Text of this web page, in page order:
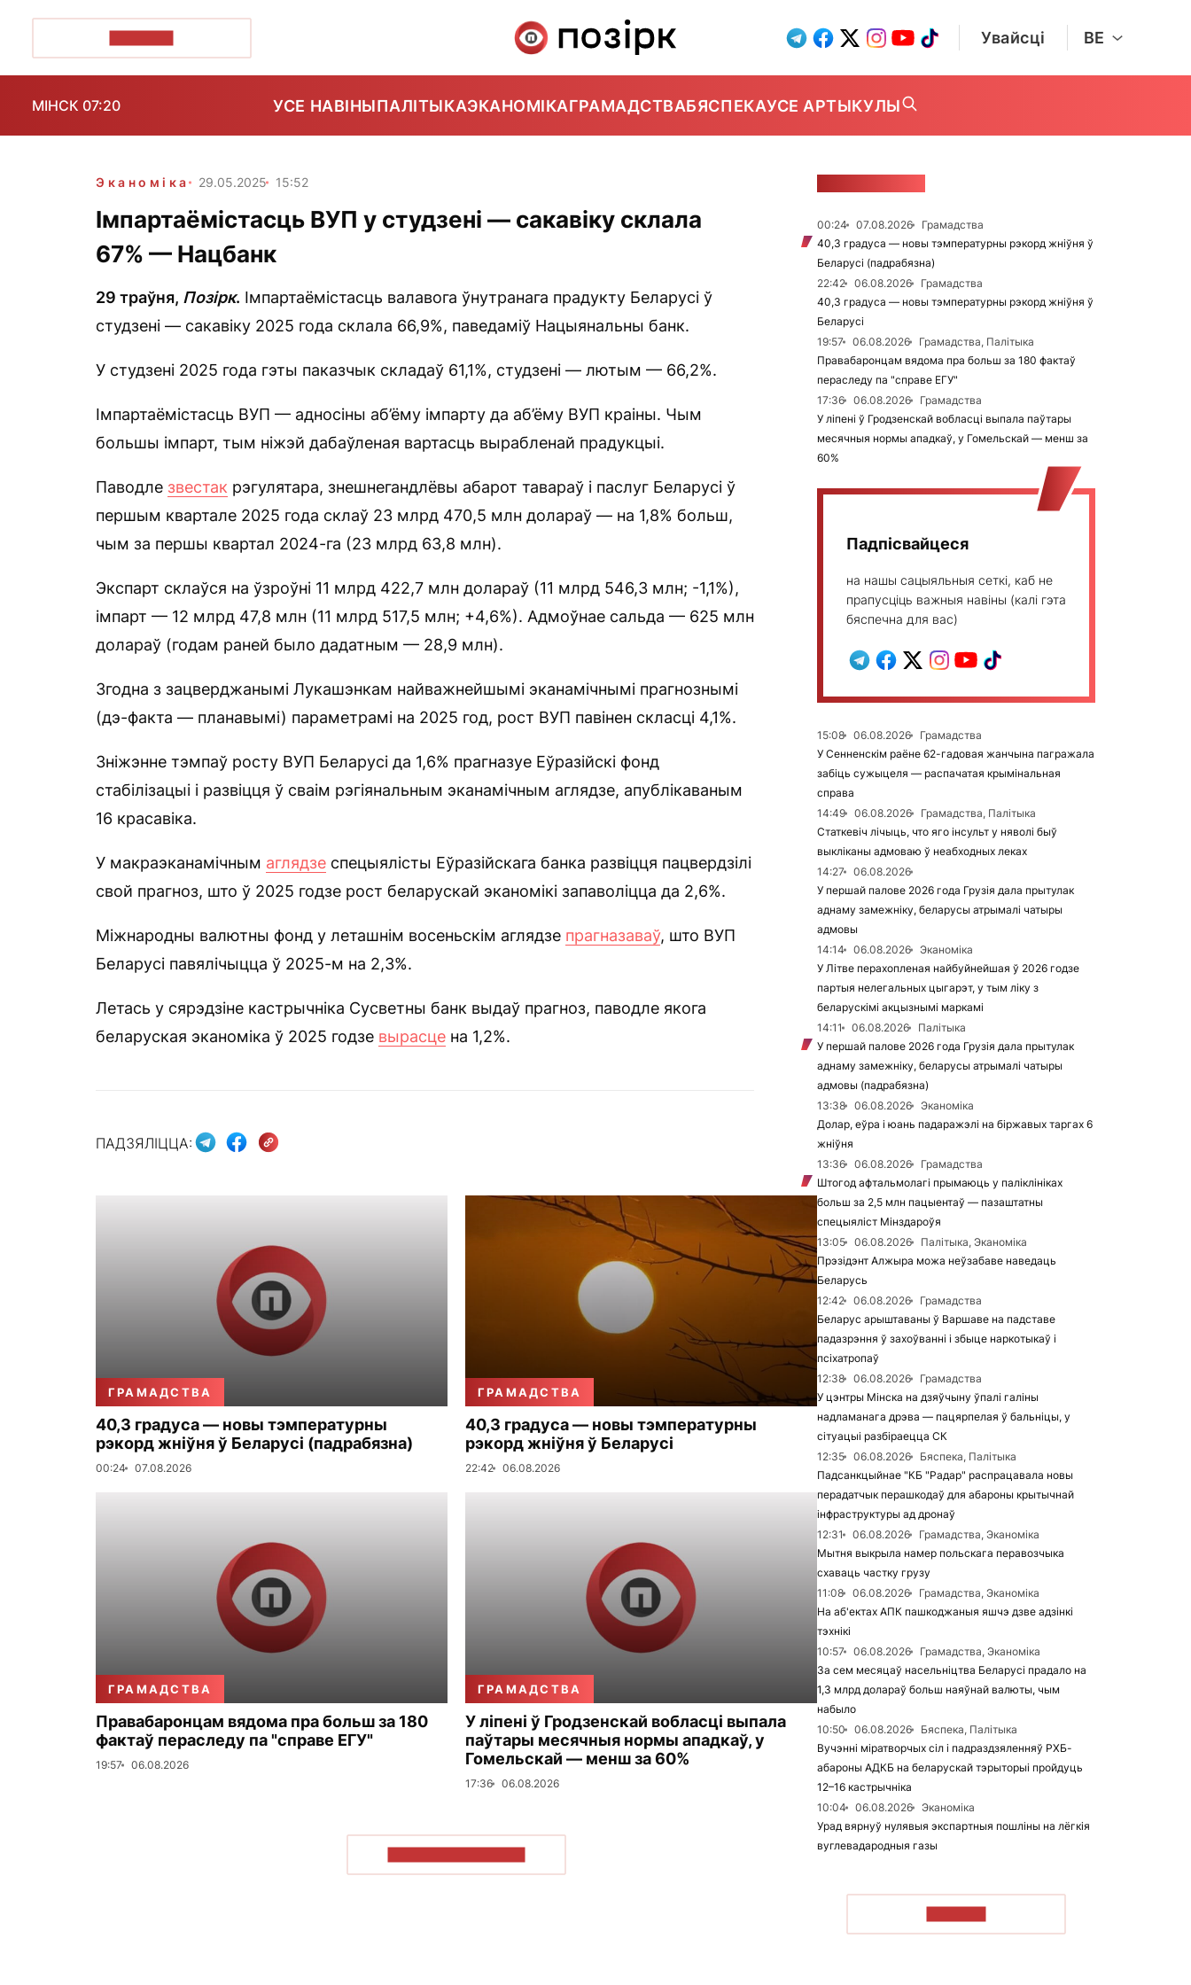
Увайсці BE
МІНСК 07:20 УСЕ НАВІНЫПАЛІТЫКАЭКАНОМІКАГРАМАДСТВАБЯСПЕКАУСЕ АРТЫКУЛЫ
Эканоміка 29.05.2025 15:52
Імпартаёмістасць ВУП у студзені — сакавіку склала
67% — Нацбанк
29 траўня, Позірк. Імпартаёмістасць валавога ўнутранага прадукту Беларусі ў
студзені — сакавіку 2025 года склала 66,9%, паведаміў Нацыянальны банк.
У студзені 2025 года гэты паказчык складаў 61,1%, студзені — лютым — 66,2%.
Імпартаёмістасць ВУП — адносіны аб’ёму імпарту да аб’ёму ВУП краіны. Чым
большы імпарт, тым ніжэй дабаўленая вартасць вырабленай прадукцыі.
Паводле звестак рэгулятара, знешнегандлёвы абарот тавараў і паслуг Беларусі ў
першым квартале 2025 года склаў 23 млрд 470,5 млн долараў — на 1,8% больш,
чым за першы квартал 2024-га (23 млрд 63,8 млн).
Экспарт склаўся на ўзроўні 11 млрд 422,7 млн долараў (11 млрд 546,3 млн; -1,1%),
імпарт — 12 млрд 47,8 млн (11 млрд 517,5 млн; +4,6%). Адмоўнае сальда — 625 млн
долараў (годам раней было дадатным — 28,9 млн).
Згодна з зацверджанымі Лукашэнкам найважнейшымі эканамічнымі прагнознымі
(дэ-факта — планавымі) параметрамі на 2025 год, рост ВУП павінен скласці 4,1%.
Зніжэнне тэмпаў росту ВУП Беларусі да 1,6% прагназуе Еўразійскі фонд
стабілізацыі і развіцця ў сваім рэгіянальным эканамічным аглядзе, апублікаваным
16 красавіка.
У макраэканамічным аглядзе спецыялісты Еўразійскага банка развіцця пацвердзілі
свой прагноз, што ў 2025 годзе рост беларускай эканомікі запаволіцца да 2,6%.
Міжнародны валютны фонд у леташнім восеньскім аглядзе прагназаваў, што ВУП
Беларусі павялічыцца ў 2025-м на 2,3%.
Летась у сярэдзіне кастрычніка Сусветны банк выдаў прагноз, паводле якога
беларуская эканоміка ў 2025 годзе вырасце на 1,2%.
ПАДЗЯЛІЦЦА:
ГРАМАДСТВА
40,3 градуса — новы тэмпературны
рэкорд жніўня ў Беларусі (падрабязна)
00:24 07.08.2026
ГРАМАДСТВА
40,3 градуса — новы тэмпературны
рэкорд жніўня ў Беларусі
22:42 06.08.2026
ГРАМАДСТВА
Правабаронцам вядома пра больш за 180
фактаў пераследу па "справе ЕГУ"
19:57 06.08.2026
ГРАМАДСТВА
У ліпені ў Гродзенскай вобласці выпала
паўтары месячныя нормы ападкаў, у
Гомельскай — менш за 60%
17:36 06.08.2026
00:24 07.08.2026
Грамадства
40,3 градуса — новы тэмпературны рэкорд жніўня ў
Беларусі (падрабязна)
22:42
06.08.2026
Грамадства
40,3 градуса — новы тэмпературны рэкорд жніўня ў
Беларусі
19:57
06.08.2026
Грамадства, Палітыка
Правабаронцам вядома пра больш за 180 фактаў
пераследу па "справе ЕГУ"
17:36
06.08.2026
Грамадства
У ліпені ў Гродзенскай вобласці выпала паўтары
месячныя нормы ападкаў, у Гомельскай — менш за
60%
Падпісвайцеся
на нашы сацыяльныя сеткі, каб не
прапусціць важныя навіны (калі гэта
бяспечна для вас)
15:08 06.08.2026
Грамадства
У Сенненскім раёне 62-гадовая жанчына пагражала
забіць сужыцеля — распачатая крымінальная
справа
14:49
06.08.2026
Грамадства, Палітыка
Статкевіч лічыць, что яго інсульт у няволі быў
выкліканы адмоваю ў неабходных леках
14:27
06.08.2026
У першай палове 2026 года Грузія дала прытулак
аднаму замежніку, беларусы атрымалі чатыры
адмовы
14:14
06.08.2026
Эканоміка
У Літве перахопленая найбуйнейшая ў 2026 годзе
партыя нелегальных цыгарэт, у тым ліку з
беларускімі акцызнымі маркамі
14:11
06.08.2026
Палітыка
У першай палове 2026 года Грузія дала прытулак
аднаму замежніку, беларусы атрымалі чатыры
адмовы (падрабязна)
13:38
06.08.2026
Эканоміка
Долар, еўра і юань падаражэлі на біржавых таргах 6
жніўня
13:36
06.08.2026
Грамадства
Штогод афтальмолагі прымаюць у паліклініках
больш за 2,5 млн пацыентаў — пазаштатны
спецыяліст Мінздароўя
13:05
06.08.2026
Палітыка, Эканоміка
Прэзідэнт Алжыра можа неўзабаве наведаць
Беларусь
12:42
06.08.2026
Грамадства
Беларус арыштаваны ў Варшаве на падставе
падазрэння ў захоўванні і збыце наркотыкаў і
псіхатропаў
12:38
06.08.2026
Грамадства
У цэнтры Мінска на дзяўчыну ўпалі галіны
надламанага дрэва — пацярпелая ў бальніцы, у
сітуацыі разбіраецца СК
12:35
06.08.2026
Бяспека, Палітыка
Падсанкцыйнае "КБ "Радар" распрацавала новы
перадатчык перашкодаў для абароны крытычнай
інфраструктуры ад дронаў
12:31
06.08.2026
Грамадства, Эканоміка
Мытня выкрыла намер польскага перавозчыка
схаваць частку грузу
11:08
06.08.2026
Грамадства, Эканоміка
На аб'ектах АПК пашкоджаныя яшчэ дзве адзінкі
тэхнікі
10:57
06.08.2026
Грамадства, Эканоміка
За сем месяцаў насельніцтва Беларусі прадало на
1,3 млрд долараў больш наяўнай валюты, чым
набыло
10:50
06.08.2026
Бяспека, Палітыка
Вучэнні міратворчых сіл і падраздзяленняў РХБ-
абароны АДКБ на беларускай тэрыторыі пройдуць
12–16 кастрычніка
10:04
06.08.2026
Эканоміка
Урад вярнуў нулявыя экспартныя пошліны на лёгкія
вуглевадародныя газы